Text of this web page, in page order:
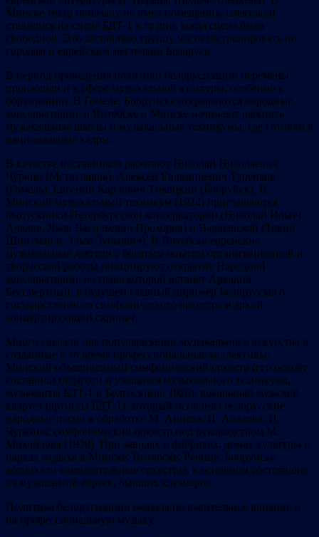
Минске театр поначалу не имел помещения, спектакли
ставились на сцене БДТ-1 в те дни, когда сцена была
свободной. Это заставляло труппу часто гастролировать по
городам и еврейским местечкам Беларуси.
В период проведения политики белорусизации перемены
произошли и в сфере музыкальной культуры, особенно в
образовании. В Гомеле, Бобруйске открываются народные
консерватории, в Витебске и Минске начинают работать
музыкальные школы и музыкальные техникумы, где готовятся
национальные кадры.
В качестве наставников работают Николай Николаевич
Чуркин (Мстиславль), Алексей Евлампиевич Туренков
(Гомель), Евгений Карлович Тикоцкий (Бобруйск). В
Минский музыкальный техникум (1924) приглашаются
выпускники Петербургской консерватории (Николай Ильич
Аладов, Яков Васильевич Прохоров) и Варшавской (Товий
Шнитман и Эльза Зубкович). В Витебске еврейские
музыкальные деятели с богатым опытом организационной и
творческой работы инициируют открытие Народной
консерватории, во главе которой встанет Аркадий
Бессмертный, в будущем главный дирижёр Белорусского
государственного симфонического оркестра и яркий
концертирующий скрипач.
Много сделали для популяризации музыкального искусства и
созданные в то время профессиональные коллективы:
Минский объединенный симфонический оркестр (его основу
составили педагоги и учащиеся музыкального техникума,
музыканты БДТ-1 и Белгоскино; 1926); вокальный мужской
квартет (артисты БДТ-1), который исполнял белорусские
народные песни в обработке М. Анцева, Н. Аладова, Н.
Чуркина; симфонический оркестр под руководством М.
Михайлова (1928). При заводах и фабриках, домах культуры и
парках отдыха в Минске, Витебске, Речице, Бобруйске
возникали самодеятельные оркестры, в основном состоявшие
из музыкантов-евреев, бывших клезмеров.
Политика белорусизации оказала положительное влияние и
на профессиональную музыку.